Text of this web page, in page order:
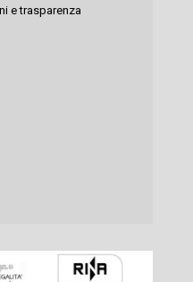
e trasparenza